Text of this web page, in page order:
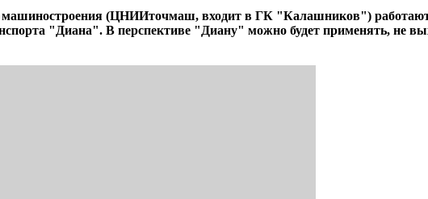
машиностроения (ЦНИИточмаш, входит в ГК "Калашников") работают
"Диана". В перспективе "Диану" можно будет применять, не